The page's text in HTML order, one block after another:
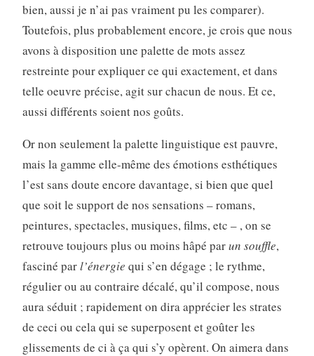
bien, aussi je n’ai pas vraiment pu les comparer).
Toutefois, plus probablement encore, je crois que nous
avons à disposition une palette de mots assez
restreinte pour expliquer ce qui exactement, et dans
telle oeuvre précise, agit sur chacun de nous. Et ce,
aussi différents soient nos goûts.
Or non seulement la palette linguistique est pauvre,
mais la gamme elle-même des émotions esthétiques
l’est sans doute encore davantage, si bien que quel
que soit le support de nos sensations – romans,
peintures, spectacles, musiques, films, etc – , on se
retrouve toujours plus ou moins hâpé parun souffle,
fasciné parl’énergie qui s’en dégage ; le rythme,
régulier ou au contraire décalé, qu’il compose, nous
aura séduit ; rapidement on dira apprécier les strates
de ceci ou cela qui se superposent et goûter les
glissements de ci à ça qui s’y opèrent. On aimera dans